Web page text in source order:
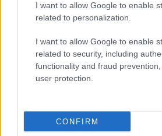
I want to allow Google to enable
related to personalization.
I want to allow Google to enable
related to security, including
functionality and fraud
user protection.
CONFIRM
Stressz,